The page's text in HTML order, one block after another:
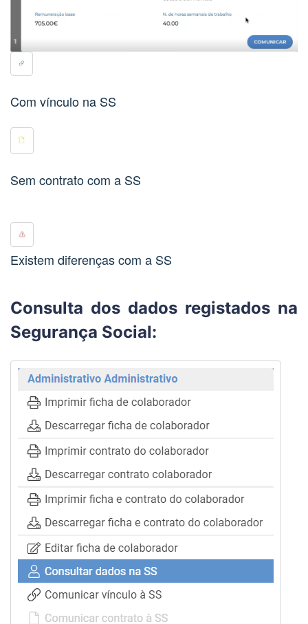
Com vínculo na SS
Sem contrato com a SS
Existem diferenças com a SS
Consulta dos dados registados na
Segurança Social: